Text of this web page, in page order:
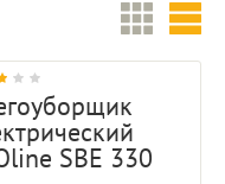
SBE 330